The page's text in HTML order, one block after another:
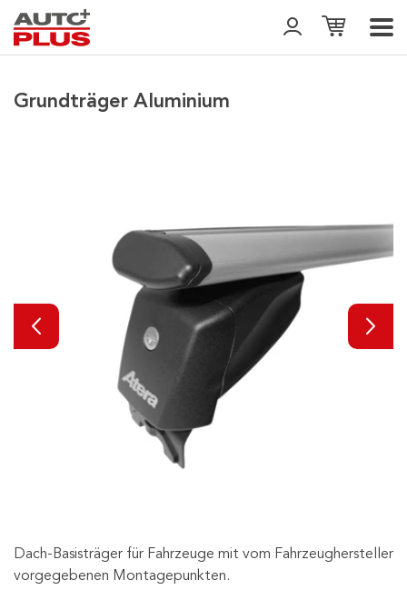
Grundträger Aluminium
Dach-Basisträger für Fahrzeuge mit vom Fahrzeughersteller
vorgegebenen Montagepunkten.